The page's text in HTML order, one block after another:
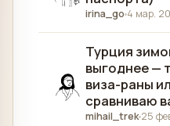
irina_go 4 мар.
Турция
выгоднее —
виза-раны
сравниваю
mihail_trek 25